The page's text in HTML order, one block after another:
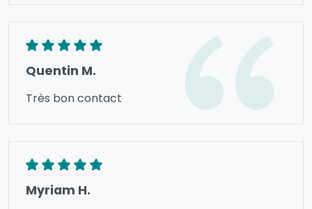
Quentin M.
Très bon contact
Myriam H.